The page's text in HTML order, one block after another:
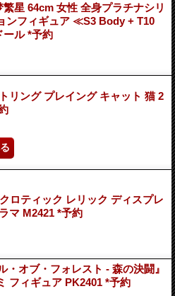
星 64cm 女性 全身プラチナシリ
ンフィギュア ≪S3 Body + T10
ル *予約
リング プレイング キャット 猫 2
ロティック レリック ディスプレ
マ M2421 *予約
・オブ・フォレスト - 森の決闘』
フィギュア PK2401 *予約